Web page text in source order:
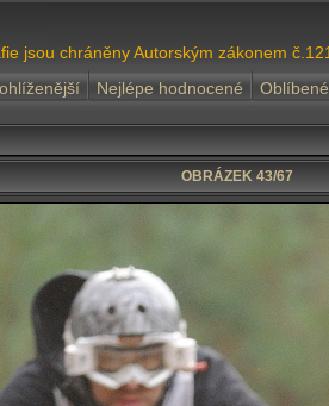
jsou chráněny Autorským zákonem
Nejlépe hodnocené Oblíbené
OBRÁZEK 43/67